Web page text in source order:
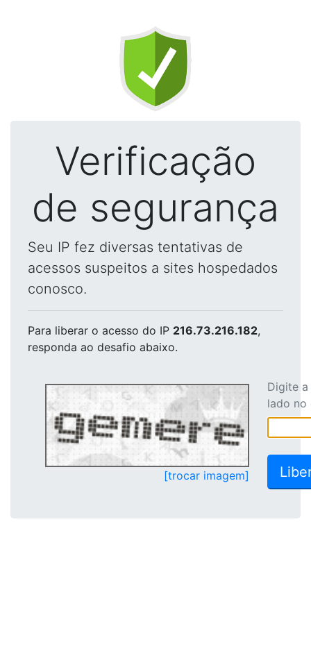
Verificação
de segurança
Seu IP fez diversas tentativas de
acessos suspeitos a sites hospedados
conosco.
Para liberar o acesso do IP 216.73.216.182,
responda ao desafio abaixo.
[trocar imagem]
Digite
lado no